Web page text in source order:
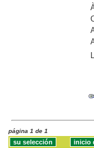
página 1 de 1